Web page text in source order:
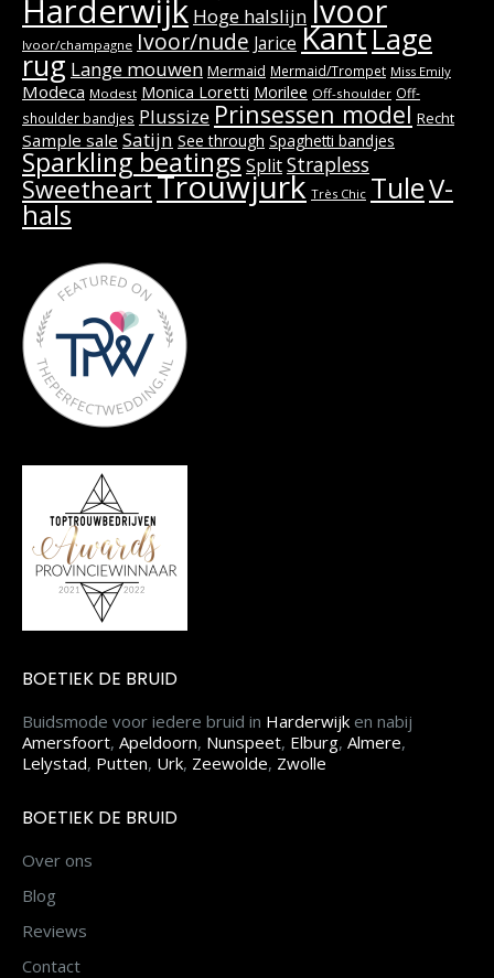
Harderwijk Hoge halslijnIvoor
Ivoor/champagne Ivoor/nude Jarice KantLage
rug Lange mouwen Mermaid Mermaid/Trompet Miss Emily
Modeca Modest Monica Loretti Morilee Off-shoulder Off-
shoulder bandjes Plussize Prinsessen model Recht
Sample sale Satijn See through Spaghetti bandjes
Sparkling beatings SplitStrapless
SweetheartTrouwjurk Très Chic TuleV-
hals
BOETIEK DE BRUID
Buidsmode voor iedere bruid in Harderwijk en nabij
Amersfoort, Apeldoorn, Nunspeet, Elburg, Almere,
Lelystad, Putten, Urk, Zeewolde, Zwolle
BOETIEK DE BRUID
Over ons
Blog
Reviews
Contact